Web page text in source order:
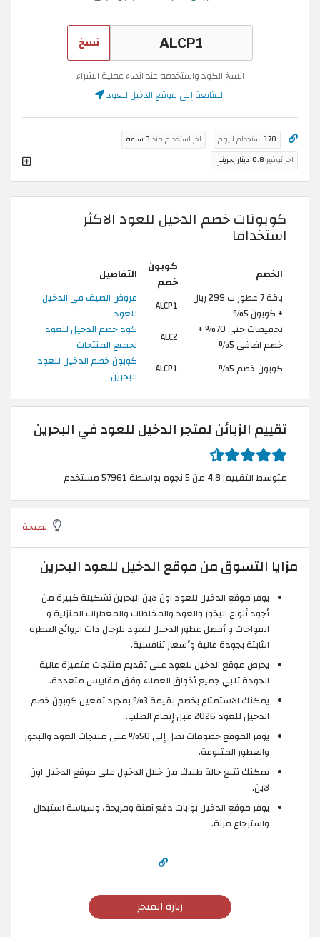
نسخ
انسخ الكود واستخدمه عند انهاء عملية الشراء
المتابعة إلى موقع الدخيل للعود
170 استخدام اليوم اخر استخدام منذ 3 ساعة
اخر توفير 0.8 دينار بحريني
كوبونات خصم الدخيل للعود الاكثر
استخداما
الخصم
كوبون
خصم
التفاصيل
باقة 7 عطور ب 299 ريال
+ كوبون 5%
ALCP1
عروض الصيف في الدخيل
للعود
تخفيضات حتى 70% +
خصم اضافي 5%
ALC2
كود خصم الدخيل للعود
لجميع المنتجات
كوبون خصم 5%
ALCP1
كوبون خصم الدخيل للعود
البحرين
تقييم الزبائن لمتجر الدخيل للعود في البحرين
متوسط التقييم: 4.8 من 5 نجوم بواسطة 57961 مستخدم
نصيحة
مزايا التسوق من موقع الدخيل للعود البحرين
يوفر موقع الدخيل للعود اون لاين البحرين تشكيلة كبيرة من
أجود أنواع البخور والعود والمخلطات والمعطرات المنزلية و
الفواحات و أفضل عطور الدخيل للعود للرجال ذات الروائح العطرة
الثابتة بجودة عالية وأسعار تنافسية.
يحرص موقع الدخيل للعود على تقديم منتجات متميزة عالية
الجودة تلبي جميع أذواق العملاء وفق مقاييس متعددة.
يمكنك الاستمتاع بخصم بقيمة 3% بمجرد تفعيل كوبون خصم
الدخيل للعود 2026 قبل إتمام الطلب.
يوفر الموقع خصومات تصل إلى 50% على منتجات العود والبخور
والعطور المتنوعة.
يمكنك تتبع حالة طلبك من خلال الدخول على موقع الدخيل اون
لاين.
يوفر موقع الدخيل بوابات دفع آمنة ومريحة، وسياسة استبدال
واسترجاع مرنة.
زيارة المتجر